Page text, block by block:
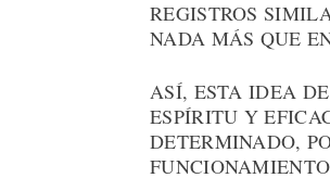
REGISTROS
NADA MÁS QUE
ASÍ, ESTA IDEA
ESPÍRITU Y
DETERMINADO,